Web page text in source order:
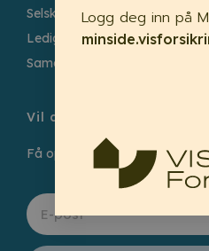
Selskapsinformasjon
Ledige stillinger
Samarbeidspartnere
Vil du holde deg
Få oppdateringer, tips og råd
Logg deg inn på